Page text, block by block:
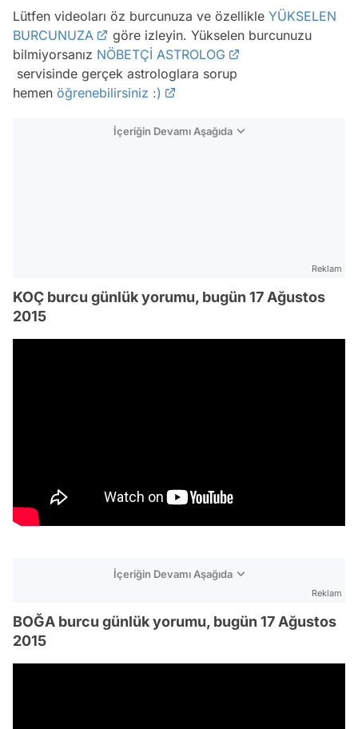
Lütfen videoları öz burcunuza ve özellikle YÜKSELEN
BURCUNUZA
göre izleyin. Yükselen burcunuzu
bilmiyorsanız NÖBETÇİ ASTROLOG
servisinde gerçek astrologlara sorup
hemen öğrenebilirsiniz :)
İçeriğin Devamı Aşağıda
Reklam
KOÇ burcu günlük yorumu, bugün 17 Ağustos
2015
İçeriğin Devamı Aşağıda
Reklam
BOĞA burcu günlük yorumu, bugün 17 Ağustos
2015